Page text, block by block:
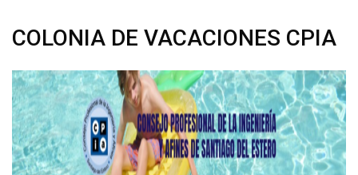
COLONIA DE VACACIONES CPIA